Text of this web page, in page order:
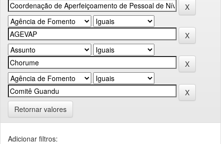
Retornar valores
Adicionar filtros: